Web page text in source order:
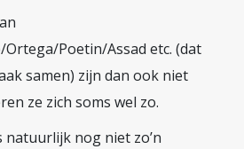
Poetin/Assad etc. (dat
samen) zijn dan ook niet
ze zich soms wel zo.
natuurlijk nog niet zo’n